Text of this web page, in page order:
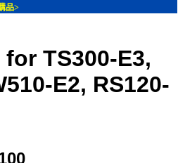
品>
TS300-E3,
E2, RS120-